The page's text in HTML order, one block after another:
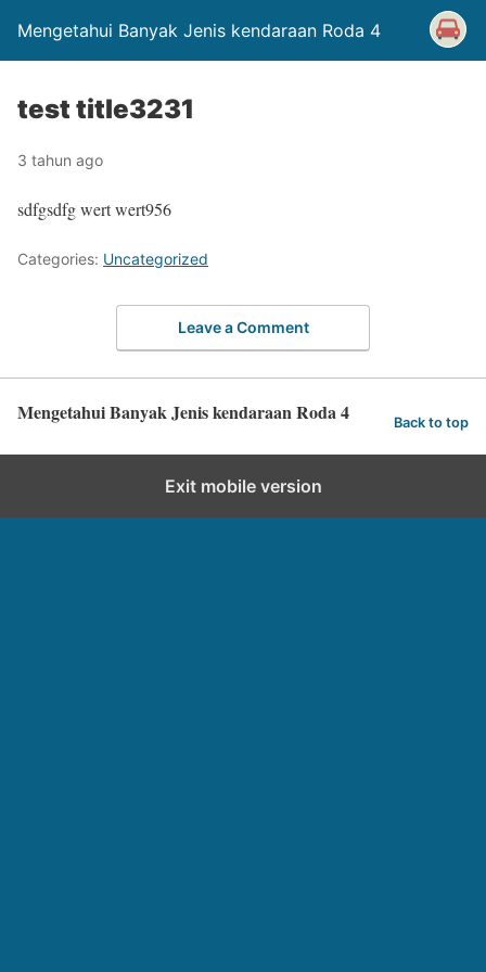
Mengetahui Banyak Jenis kendaraan Roda 4
test title3231
3 tahun ago
sdfgsdfg wert wert956
Categories: Uncategorized
Leave a Comment
Mengetahui Banyak Jenis kendaraan Roda 4 Back to top
Exit mobile version